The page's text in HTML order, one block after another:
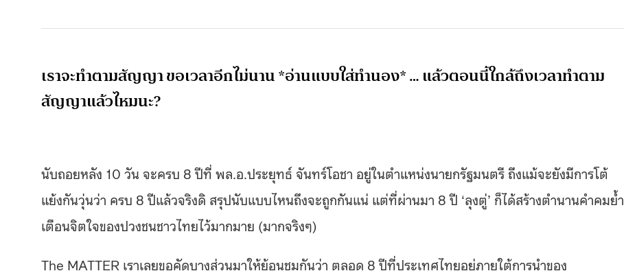
เราจะทำตามสัญญา ขอเวลาอีกไม่นาน *อ่านแบบใส่ทำนอง* … แล้วตอนนี้ใกล้ถึงเวลาทำตาม
สัญญาแล้วไหมนะ?
นับถอยหลัง 10 วัน จะครบ 8 ปีที่ พล.อ.ประยุทธ์ จันทร์โอชา อยู่ในตำแหน่งนายกรัฐมนตรี ถึงแม้จะยังมีการโต้
แย้งกันวุ่นว่า ครบ 8 ปีแล้วจริงดิ สรุปนับแบบไหนถึงจะถูกกันแน่ แต่ที่ผ่านมา 8 ปี ‘ลุงตู่’ ก็ได้สร้างตำนานคำคมย้ำ
เตือนจิตใจของปวงชนชาวไทยไว้มากมาย (มากจริงๆ)
The MATTER เราเลยขอคัดบางส่วนมาให้ย้อนชมกันว่า ตลอด 8 ปีที่ประเทศไทยอยู่ภายใต้การนำของ